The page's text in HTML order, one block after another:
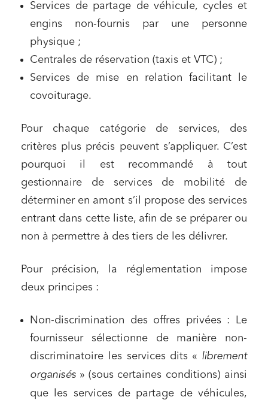
Services de partage de véhicule, cycles et
engins non-fournis par une personne
physique ;
Centrales de réservation (taxis et VTC) ;
Services de mise en relation facilitant le
covoiturage.
Pour chaque catégorie de services, des
critères plus précis peuvent s’appliquer. C’est
pourquoi il est recommandé à tout
gestionnaire de services de mobilité de
déterminer en amont s’il propose des services
entrant dans cette liste, afin de se préparer ou
non à permettre à des tiers de les délivrer.
Pour précision, la réglementation impose
deux principes :
Non-discrimination des offres privées : Le
fournisseur sélectionne de manière non-
discriminatoire les services dits « librement
organisés » (sous certaines conditions) ainsi
que les services de partage de véhicules,